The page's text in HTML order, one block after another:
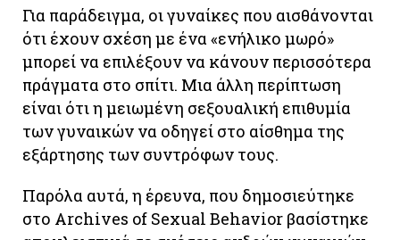
Για παράδειγμα, οι γυναίκες που αισθάνονται
ότι έχουν σχέση με ένα «ενήλικο μωρό»
μπορεί να επιλέξουν να κάνουν περισσότερα
πράγματα στο σπίτι. Μια άλλη περίπτωση
είναι ότι η μειωμένη σεξουαλική επιθυμία
των γυναικών να οδηγεί στο αίσθημα της
εξάρτησης των συντρόφων τους.
Παρόλα αυτά, η έρευνα, που δημοσιεύτηκε
στο Archives of Sexual Behavior βασίστηκε